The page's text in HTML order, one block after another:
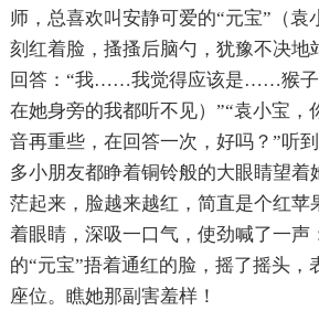
师，总喜欢叫安静可爱的“元宝”（袁
刻红着脸，搔搔后脑勺，犹豫不决地
回答：“我……我觉得应该是……猴子
在她身旁的我都听不见）”“袁小宝，
音再重些，在回答一次，好吗？”听
多小朋友都睁着铜铃般的大眼睛望着
茫起来，脸越来越红，简直是个红苹
着眼睛，深吸一口气，使劲喊了一声
的“元宝”捂着通红的脸，摇了摇头，
座位。瞧她那副害羞样！